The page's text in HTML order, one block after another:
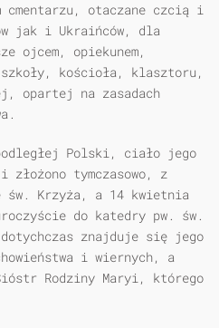
cmentarzu, otaczane czcią i
jak i Ukraińców, dla
ojcem, opiekunem,
szkoły, kościoła, klasztoru,
opartej na zasadach
Polski, ciało jego
i złożono tymczasowo, z
św. Krzyża, a 14 kwietnia
do katedry pw. św.
znajduje się jego
i wiernych, a
Rodziny Maryi, którego